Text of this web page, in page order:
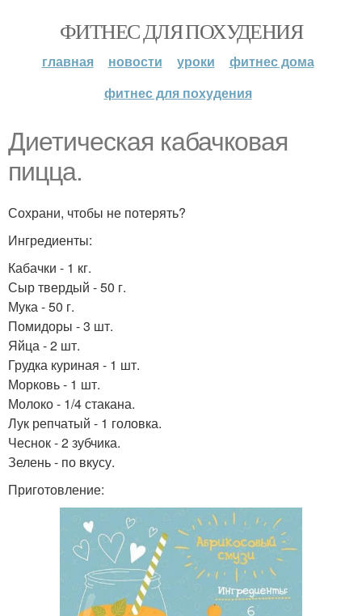
ФИТНЕС ДЛЯ ПОХУДЕНИЯ
главная новости уроки
фитнес дома
фитнес для похудения
Диетическая кабачковая
пицца.
Сохрани, чтобы не потерять?
Ингредиенты:
Кабачки - 1 кг.
Сыр твердый - 50 г.
Мука - 50 г.
Помидоры - 3 шт.
Яйца - 2 шт.
Грудка куриная - 1 шт.
Морковь - 1 шт.
Молоко - 1/4 стакана.
Лук репчатый - 1 головка.
Чеснок - 2 зубчика.
Зелень - по вкусу.
Приготовление: